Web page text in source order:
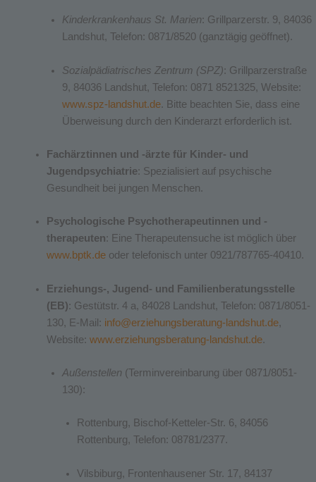
Kinderkrankenhaus St. Marien: Grillparzerstr. 9, 84036
Landshut, Telefon: 0871/8520 (ganztägig geöffnet).
Sozialpädiatrisches Zentrum (SPZ): Grillparzerstraße
9, 84036 Landshut, Telefon: 0871 8521325, Website:
www.spz-landshut.de. Bitte beachten Sie, dass eine
Überweisung durch den Kinderarzt erforderlich ist.
Fachärztinnen und -ärzte für Kinder- und
Jugendpsychiatrie: Spezialisiert auf psychische
Gesundheit bei jungen Menschen.
Psychologische Psychotherapeutinnen und -
therapeuten: Eine Therapeutensuche ist möglich über
www.bptk.deoder telefonisch unter 0921/787765-40410.
Erziehungs-, Jugend- und Familienberatungsstelle
(EB): Gestütstr. 4 a, 84028 Landshut, Telefon: 0871/8051-
130, E-Mail: info@erziehungsberatung-landshut.de,
Website: www.erziehungsberatung-landshut.de.
Außenstellen (Terminvereinbarung über 0871/8051-
130):
Rottenburg, Bischof-Ketteler-Str. 6, 84056
Rottenburg, Telefon: 08781/2377.
Vilsbiburg, Frontenhausener Str. 17, 84137